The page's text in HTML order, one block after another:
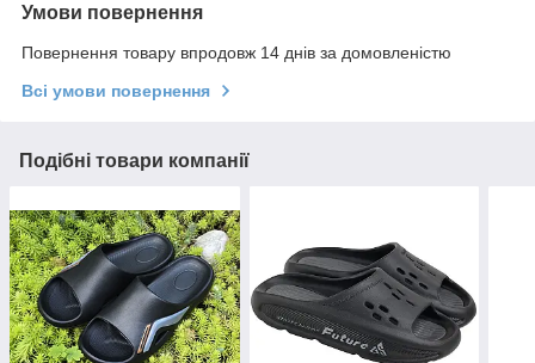
Умови повернення
Повернення товару впродовж 14 днів за домовленістю
Всі умови повернення
Подібні товари компанії